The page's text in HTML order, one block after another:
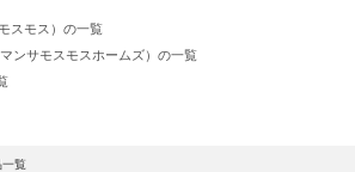
スモス）の一覧
ンサモスモスホームズ）の一覧
（ツハルバイサマンサモスモス）の一覧
モスモス ブルー）の一覧
一覧